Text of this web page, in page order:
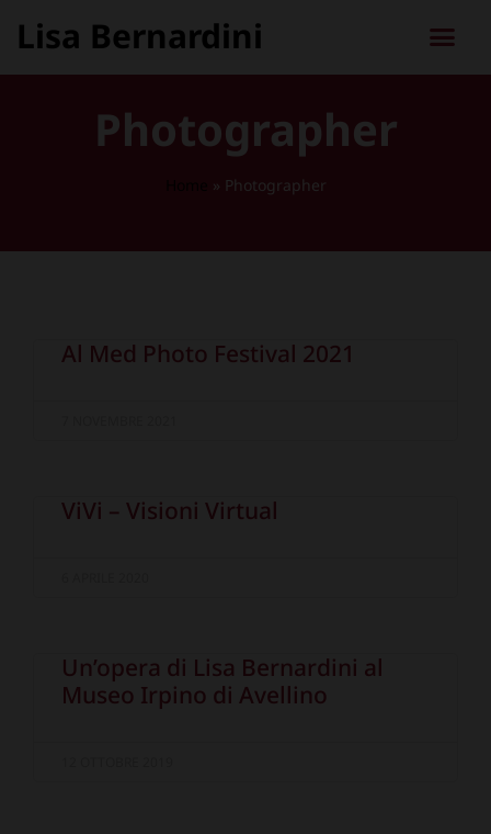
Lisa Bernardini
Photographer
» Photographer
Al Med Photo Festival 2021
ViVi – Visioni Virtual
Un’opera di Lisa Bernardini al
Museo Irpino di Avellino